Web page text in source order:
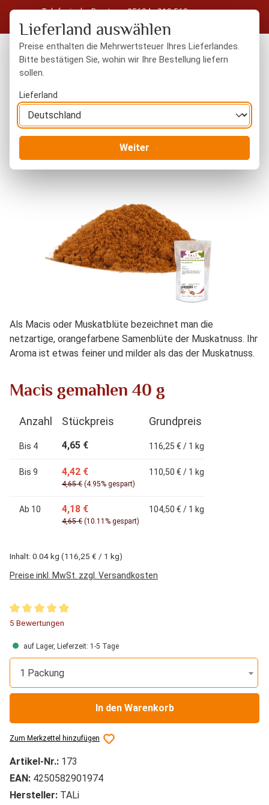
Zum Hauptinhalt springen
Telefonische Beratung: 05604 - 919 563
Kostenloser Versand in Deutschland ab 50 € Warenwert
Als Macis oder Muskatblüte bezeichnet man die
netzartige, orangefarbene Samenblüte der Muskatnuss. Ihr
Aroma ist etwas feiner und milder als das der Muskatnuss.
Macis gemahlen 40 g
Anzahl Stückpreis Grundpreis
Bis 4 4,65 € 116,25 € / 1 kg
Bis 9 4,42 €
4,65 € (4.95% gespart)
110,50 € / 1 kg
Ab 10 4,18 €
4,65 € (10.11% gespart)
104,50 € / 1 kg
Inhalt: 0.04 kg (116,25 € / 1 kg)
Preise inkl. MwSt. zzgl. Versandkosten
Durchschnittliche Bewertung von 4.9 von 5 Sternen
5 Bewertungen
auf Lager, Lieferzeit: 1-5 Tage
1 Packung
In den Warenkorb
Zum Merkzettel hinzufügen
Artikel-Nr.: 173
EAN: 4250582901974
Hersteller: TALi
Lieferland auswählen
Preise enthalten die Mehrwertsteuer Ihres Lieferlandes.
Bitte bestätigen Sie, wohin wir Ihre Bestellung liefern
sollen.
Lieferland
Weiter